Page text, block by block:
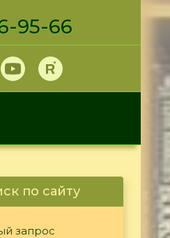
95-66
по сайту
запрос